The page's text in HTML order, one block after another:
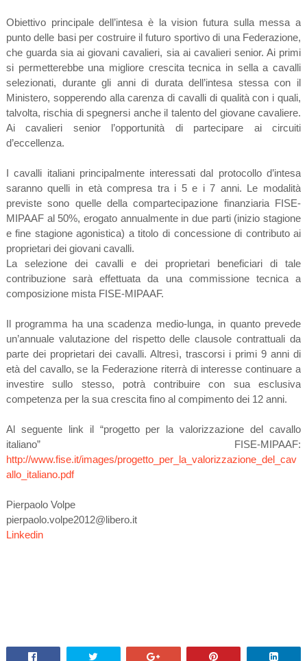
Obiettivo principale dell’intesa è la vision futura sulla messa a
punto delle basi per costruire il futuro sportivo di una Federazione,
che guarda sia ai giovani cavalieri, sia ai cavalieri senior. Ai primi
si permetterebbe una migliore crescita tecnica in sella a cavalli
selezionati, durante gli anni di durata dell’intesa stessa con il
Ministero, sopperendo alla carenza di cavalli di qualità con i quali,
talvolta, rischia di spegnersi anche il talento del giovane cavaliere.
Ai cavalieri senior l’opportunità di partecipare ai circuiti
d’eccellenza.
I cavalli italiani principalmente interessati dal protocollo d’intesa
saranno quelli in età compresa tra i 5 e i 7 anni. Le modalità
previste sono quelle della compartecipazione finanziaria FISE-
MIPAAF al 50%, erogato annualmente in due parti (inizio stagione
e fine stagione agonistica) a titolo di concessione di contributo ai
proprietari dei giovani cavalli.
La selezione dei cavalli e dei proprietari beneficiari di tale
contribuzione sarà effettuata da una commissione tecnica a
composizione mista FISE-MIPAAF.
Il programma ha una scadenza medio-lunga, in quanto prevede
un’annuale valutazione del rispetto delle clausole contrattuali da
parte dei proprietari dei cavalli. Altresì, trascorsi i primi 9 anni di
età del cavallo, se la Federazione riterrà di interesse continuare a
investire sullo stesso, potrà contribuire con sua esclusiva
competenza per la sua crescita fino al compimento dei 12 anni.
Al seguente link il “progetto per la valorizzazione del cavallo
italiano” FISE-MIPAAF:
http://www.fise.it/images/progetto_per_la_valorizzazione_del_cav
allo_italiano.pdf
Pierpaolo Volpe
pierpaolo.volpe2012@libero.it
Linkedin